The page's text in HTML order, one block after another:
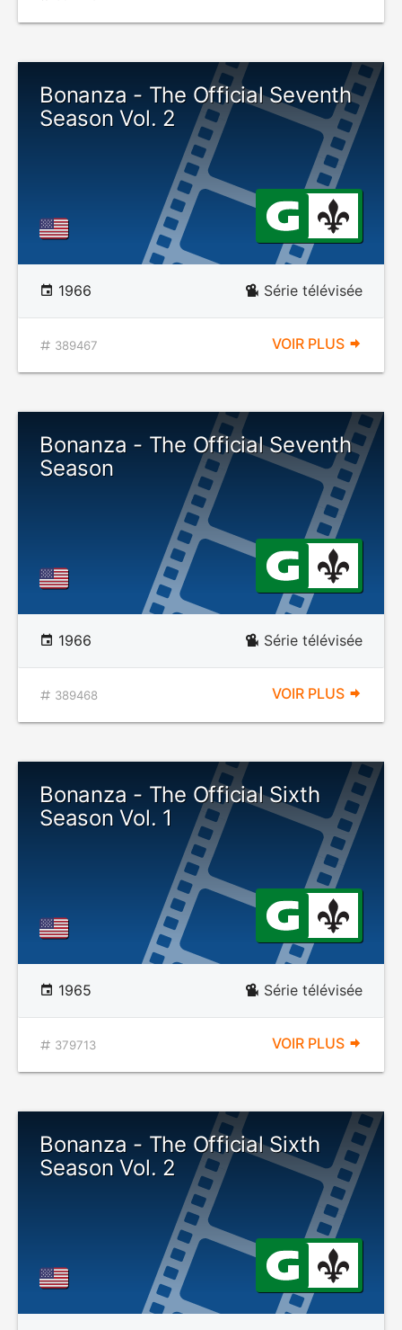
Bonanza - The Official Seventh
Season Vol. 2
1966 Série télévisée
389467 VOIR PLUS
Bonanza - The Official Seventh
Season
1966 Série télévisée
389468 VOIR PLUS
Bonanza - The Official Sixth
Season Vol. 1
1965 Série télévisée
379713 VOIR PLUS
Bonanza - The Official Sixth
Season Vol. 2